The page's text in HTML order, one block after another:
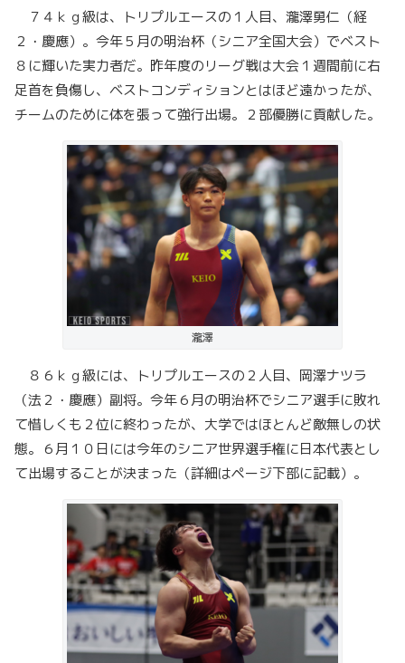
７４ｋｇ級は、トリプルエースの１人目、瀧澤勇仁（経
２・慶應）。今年５月の明治杯（シニア全国大会）でベスト
８に輝いた実力者だ。昨年度のリーグ戦は大会１週間前に右
足首を負傷し、ベストコンディションとはほど遠かったが、
チームのために体を張って強行出場。２部優勝に貢献した。
瀧澤
８６ｋｇ級には、トリプルエースの２人目、岡澤ナツラ
（法２・慶應）副将。今年６月の明治杯でシニア選手に敗れ
て惜しくも２位に終わったが、大学ではほとんど敵無しの状
態。６月１０日には今年のシニア世界選手権に日本代表とし
て出場することが決まった（詳細はページ下部に記載）。